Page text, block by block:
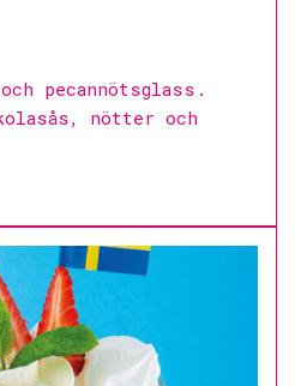
pecannötsglass.
kolasås, nötter och